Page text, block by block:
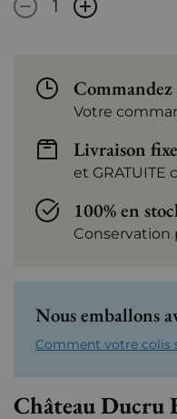
- +
Votre
Livraison
et GRATUITE
100% en
Conservation
Nous emballons
Comment votre colis
Château Ducru